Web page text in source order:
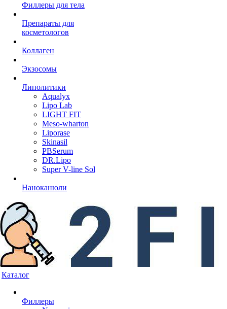
Филлеры для тела
Препараты для
косметологов
Коллаген
Экзосомы
Липолитики
Aqualyx
Lipo Lab
LIGHT FIT
Meso-wharton
Liporase
Skinasil
PBSerum
DR.Lipo
Super V-line Sol
Наноканюли
Каталог
Филлеры